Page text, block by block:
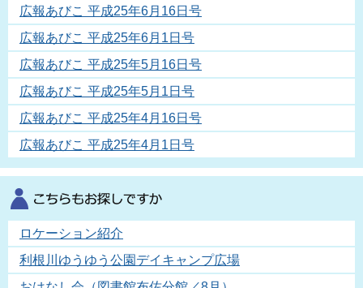
広報あびこ 平成25年6月16日号
広報あびこ 平成25年6月1日号
広報あびこ 平成25年5月16日号
広報あびこ 平成25年5月1日号
広報あびこ 平成25年4月16日号
広報あびこ 平成25年4月1日号
ロケーション紹介
利根川ゆうゆう公園デイキャンプ広場